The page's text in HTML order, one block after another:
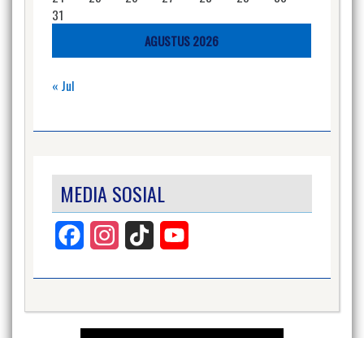
AGUSTUS 2026
31
« Jul
MEDIA SOSIAL
Facebook InstagramTikTok